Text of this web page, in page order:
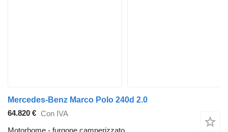
Mercedes-Benz Marco Polo 240d 2.0
64.820 € Con IVA
Motorhome - furgone camperizzato